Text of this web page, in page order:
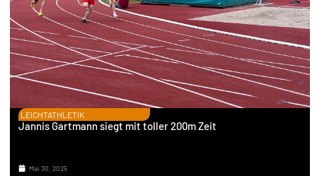
LEICHTATHLETIK
Jannis Gartmann siegt mit toller 200m Zeit
Mai 30, 2025